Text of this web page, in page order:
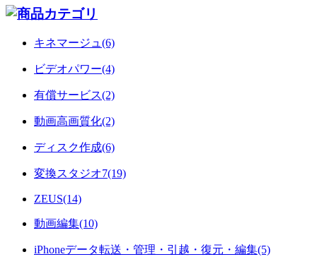
キネマージュ(6)
ビデオパワー(4)
有償サービス(2)
動画高画質化(2)
ディスク作成(6)
変換スタジオ7(19)
ZEUS(14)
動画編集(10)
iPhoneデータ転送・管理・引越・復元・編集(5)